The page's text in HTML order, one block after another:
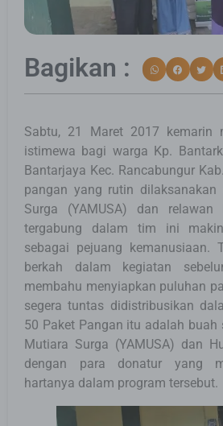
Bagikan :
Sabtu, 21 Maret 2017 kemarin
istimewa bagi warga Kp.
Bantarjaya Kec. Rancabungur
pangan yang rutin dilaksanakan
Surga (YAMUSA) dan relawan
tergabung dalam tim ini
sebagai pejuang kemanusiaan.
berkah dalam kegiatan
membahu menyiapkan puluhan
segera tuntas didistribusikan
50 Paket Pangan itu adalah buah
Mutiara Surga (YAMUSA) dan
dengan para donatur yang
hartanya dalam program tersebut.